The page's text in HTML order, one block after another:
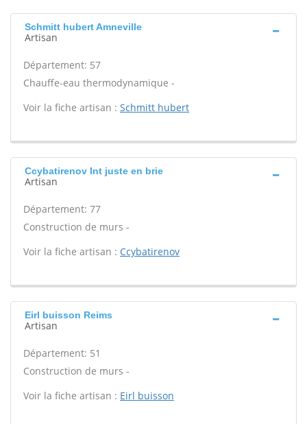
Schmitt hubert Amneville
Artisan
Département: 57
Chauffe-eau thermodynamique -
Voir la fiche artisan : Schmitt hubert
Ccybatirenov Int juste en brie
Artisan
Département: 77
Construction de murs -
Voir la fiche artisan : Ccybatirenov
Eirl buisson Reims
Artisan
Département: 51
Construction de murs -
Voir la fiche artisan : Eirl buisson